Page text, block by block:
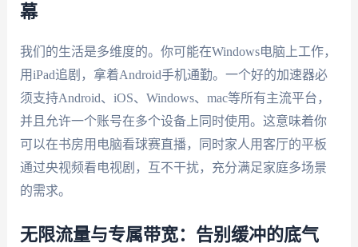
幕
我们的生活是多维度的。你可能在Windows电脑上工作，
用iPad追剧，拿着Android手机通勤。一个好的加速器必
须支持Android、iOS、Windows、mac等所有主流平台，
并且允许一个账号在多个设备上同时使用。这意味着你
可以在书房用电脑看球赛直播，同时家人用客厅的平板
通过央视频看电视剧，互不干扰，充分满足家庭多场景
的需求。
无限流量与专属带宽：告别缓冲的底气